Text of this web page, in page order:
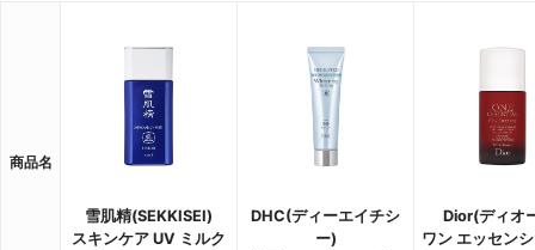
商品名
雪肌精(SEKKISEI)
スキンケア UV ミルク
DHC(ディーエイチシ
ー)
Dior(ディオ
ワン エッセン